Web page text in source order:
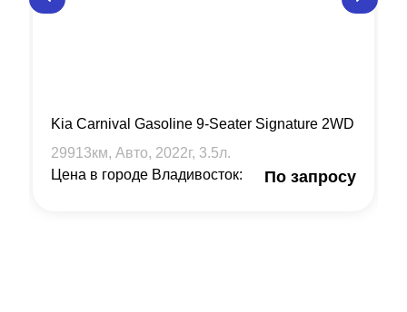
Kia Carnival Gasoline 9-Seater Signature 2WD
29913км, Авто, 2022г, 3.5л.
Цена в городе Владивосток:
По запросу